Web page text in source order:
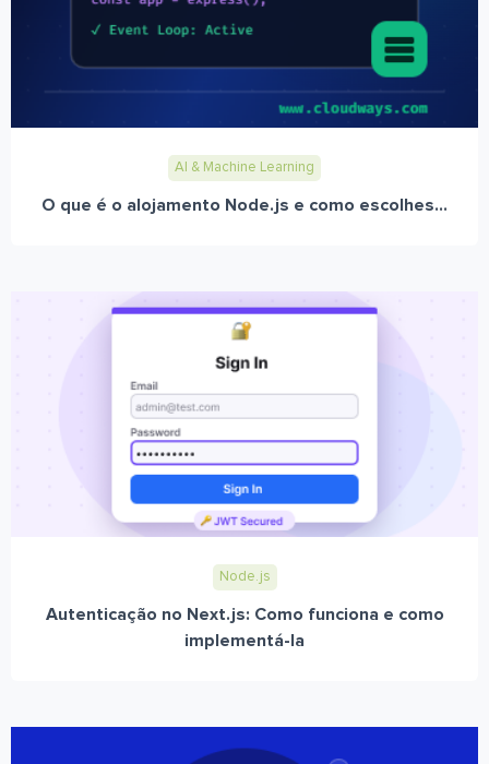
AI & Machine Learning
O que é o alojamento Node.js e como escolhes...
Node.js
Autenticação no Next.js: Como funciona e como
implementá-la